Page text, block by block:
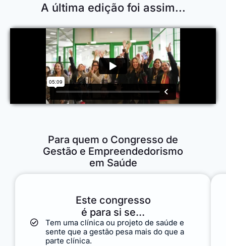
A última edição foi assim...
Para quem o Congresso de
Gestão e Empreendedorismo
em Saúde
Este congresso
é para si se…
Tem uma clínica ou projeto de saúde e
sente que a gestão pesa mais do que a
parte clínica.